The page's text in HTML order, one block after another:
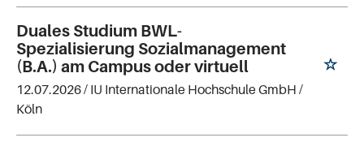
Duales Studium BWL-
Spezialisierung Sozialmanagement
(B.A.) am Campus oder virtuell
12.07.2026 / IU Internationale Hochschule GmbH /
Köln